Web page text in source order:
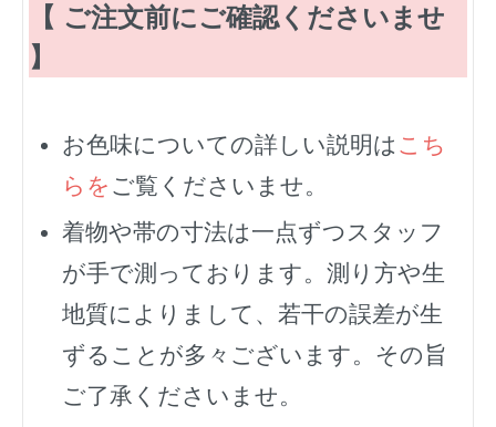
【 ご注文前にご確認くださいませ
】
お色味についての詳しい説明は こち
らを ご覧くださいませ。
着物や帯の寸法は一点ずつスタッフ
が手で測っております。測り方や生
地質によりまして、若干の誤差が生
ずることが多々ございます。その旨
ご了承くださいませ。